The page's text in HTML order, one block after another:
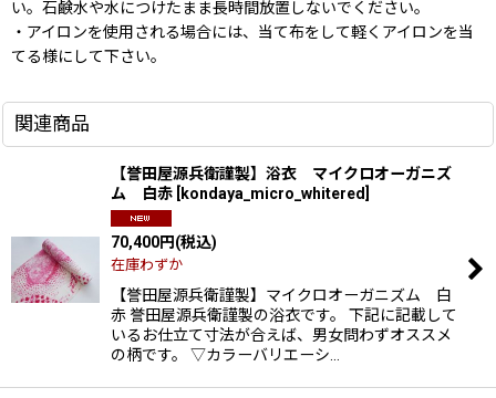
い。石鹸水や水につけたまま長時間放置しないでください。
・アイロンを使用される場合には、当て布をして軽くアイロンを当
てる様にして下さい。
関連商品
【誉田屋源兵衛謹製】浴衣 マイクロオーガニズ
ム 白赤
kondaya_micro_whitered
70,400円(税込)
在庫わずか
【誉田屋源兵衛謹製】マイクロオーガニズム 白
赤 誉田屋源兵衛謹製の浴衣です。 下記に記載して
いるお仕立て寸法が合えば、男女問わずオススメ
の柄です。 ▽カラーバリエーシ…